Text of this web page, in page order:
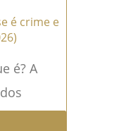
é crime e
é? A
no